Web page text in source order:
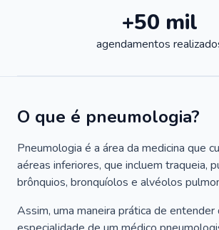
+50 mil
agendamentos
O que é pneumologia?
Pneumologia é a área da medicina que
aéreas inferiores, que incluem traqueia,
brônquios, bronquíolos e alvéolos
Assim, uma maneira prática de entender